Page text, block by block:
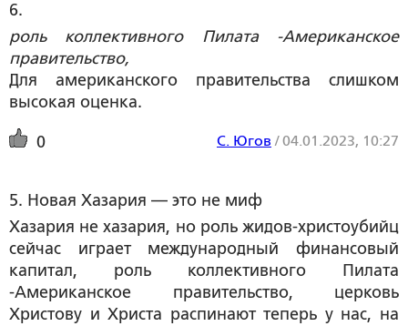
6.
роль коллективного Пилата -Американское
правительство,
Для американского правительства слишком
высокая оценка.
0 С. Югов /04.01.2023, 10:27
5. Новая Хазария — это не миф
Хазария не хазария, но роль жидов-христоубийц
сейчас играет международный финансовый
капитал, роль коллективного Пилата
-Американское правительство, церковь
Христову и Христа распинают теперь у нас, на